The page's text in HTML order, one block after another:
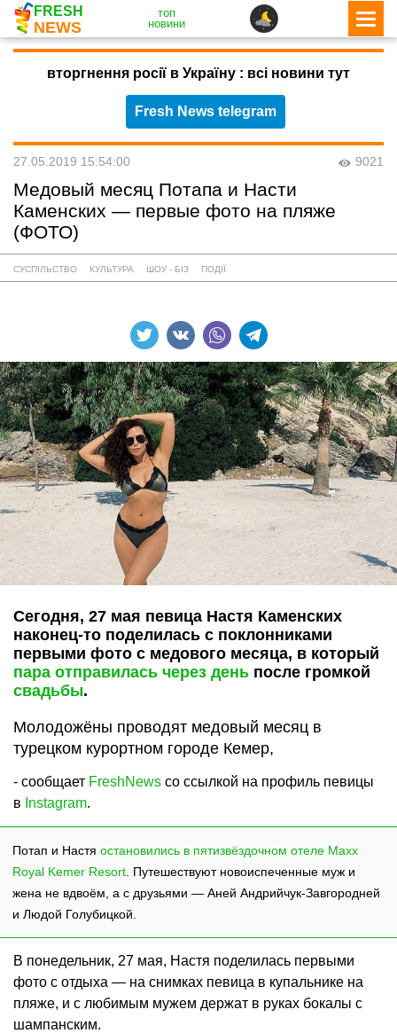
FRESH
NEWS
топ
новини
вторгнення росії в Україну : всі новини тут
Fresh News telegram
27.05.2019 15:54:00 9021
Медовый месяц Потапа и Насти
Каменских — первые фото на пляже
(ФОТО)
СУСПІЛЬСТВО КУЛЬТУРА ШОУ - БІЗ ПОДІЇ
Сегодня, 27 мая певица Настя Каменских
наконец-то поделилась с поклонниками
первыми фото с медового месяца, в который
пара отправилась через день после громкой
свадьбы.
Молодожёны проводят медовый месяц в
турецком курортном городе Кемер,
- сообщает FreshNews со ссылкой на профиль певицы
в Instagram.
Потап и Настя остановились в пятизвёздочном отеле Maxx
Royal Kemer Resort . Путешествуют новоиспеченные муж и
жена не вдвоём, а с друзьями — Аней Андрийчук-Завгородней
и Людой Голубицкой.
В понедельник, 27 мая, Настя поделилась первыми
фото с отдыха — на снимках певица в купальнике на
пляже, и с любимым мужем держат в руках бокалы с
шампанским.